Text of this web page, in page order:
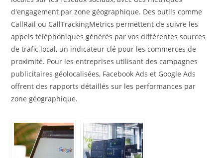
d'engagement par zone géographique. Des outils comme
CallRail ou CallTrackingMetrics permettent de suivre les
appels téléphoniques générés par vos différentes sources
de trafic local, un indicateur clé pour les commerces de
proximité. Pour les entreprises utilisant des campagnes
publicitaires géolocalisées, Facebook Ads et Google Ads
offrent des rapports détaillés sur les performances par
zone géographique.